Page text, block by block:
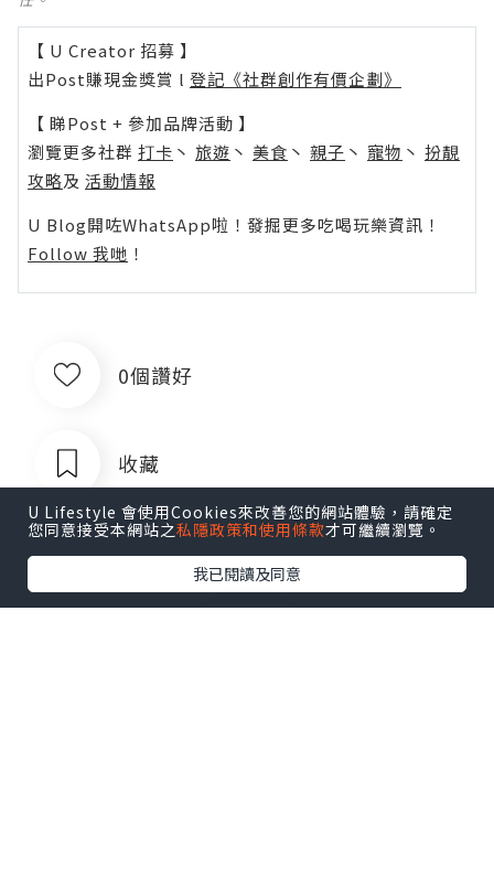
【 U Creator 招募 】
出Post賺現金獎賞 l 登記《社群創作有價企劃》
【 睇Post + 參加品牌活動 】
瀏覽更多社群 打卡 丶 旅遊 丶 美食 丶 親子 丶 寵物 丶 扮靚
攻略及 活動情報
U Blog開咗WhatsApp啦！發掘更多吃喝玩樂資訊！
Follow 我哋 ！
0個讚好
收藏
U Lifestyle 會使用Cookies來改善您的網站體驗，請確定
您同意接受本網站之私隱政策和使用條款才可繼續瀏覽。
我已閱讀及同意